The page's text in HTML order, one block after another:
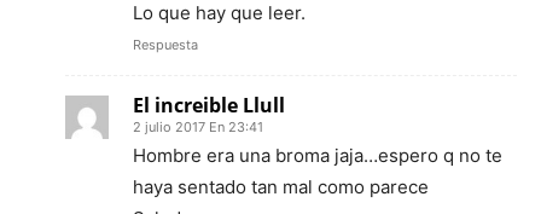
Lo que hay que leer.
Respuesta
El increible Llull
2 julio 2017 En 23:41
Hombre era una broma jaja…espero q no te
haya sentado tan mal como parece